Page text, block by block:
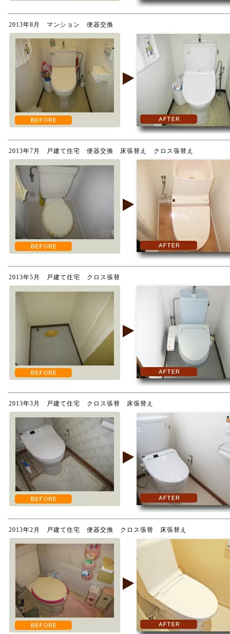
2013年8月 マンション 便器交換
2013年7月 戸建て住宅 便器交換 床張替え クロス張替え
2013年5月 戸建て住宅 クロス張替
2013年3月 戸建て住宅 クロス張替 床張替え
2013年2月 戸建て住宅 便器交換 クロス張替 床張替え